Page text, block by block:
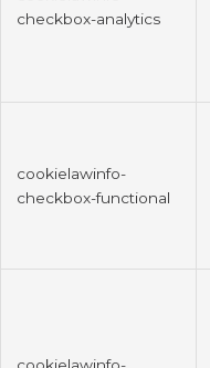
checkbox-analytics
cookielawinfo-
checkbox-functional